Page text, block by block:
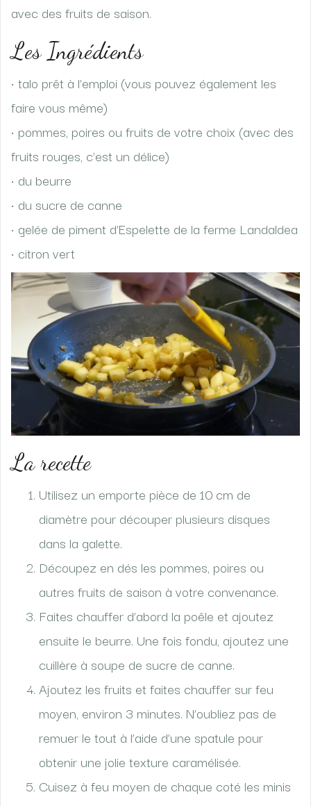
avec des fruits de saison.
Les Ingrédients
• talo prêt à l’emploi (vous pouvez également les
faire vous même)
• pommes, poires ou fruits de votre choix (avec des
fruits rouges, c’est un délice)
• du beurre
• du sucre de canne
• gelée de piment d’Espelette de la ferme Landaldea
• citron vert
La recette
Utilisez un emporte pièce de 10 cm de
diamètre pour découper plusieurs disques
dans la galette.
Découpez en dés les pommes, poires ou
autres fruits de saison à votre convenance.
Faites chauffer d’abord la poêle et ajoutez
ensuite le beurre. Une fois fondu, ajoutez une
cuillère à soupe de sucre de canne.
Ajoutez les fruits et faites chauffer sur feu
moyen, environ 3 minutes. N’oubliez pas de
remuer le tout à l’aide d’une spatule pour
obtenir une jolie texture caramélisée.
Cuisez à feu moyen de chaque coté les minis